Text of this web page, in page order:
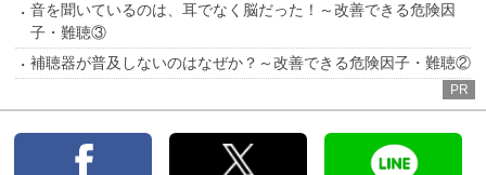
音を聞いているのは、耳でなく脳だった！～改善できる危険因
子・難聴③
補聴器が普及しないのはなぜか？～改善できる危険因子・難聴②
PR